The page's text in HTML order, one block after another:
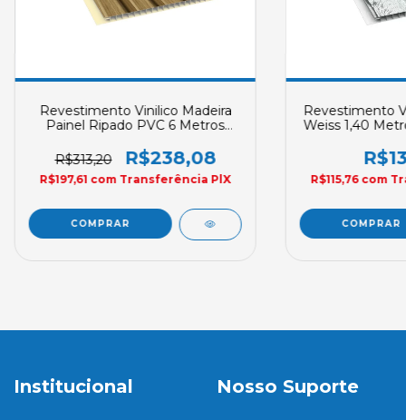
Revestimento Vinilico Madeira
Painel Ripado PVC 6 Metros
10mm Sob Encomenda
R$313,20 R$238,08
R$197,61 com Transferência PlX
Revestimento
Weiss 1,40
R$115,76 com
Institucional Nosso Suporte